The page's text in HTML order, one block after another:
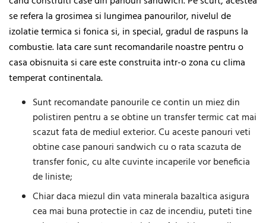
se refera la grosimea si lungimea panourilor, nivelul de
izolatie termica si fonica si, in special, gradul de raspuns la
combustie. Iata care sunt recomandarile noastre pentru o
casa obisnuita si care este construita intr-o zona cu clima
temperat continentala.
Sunt recomandate panourile ce contin un miez din
polistiren pentru a se obtine un transfer termic cat mai
scazut fata de mediul exterior. Cu aceste panouri veti
obtine case panouri sandwich cu o rata scazuta de
transfer fonic, cu alte cuvinte incaperile vor beneficia
de liniste;
Chiar daca miezul din vata minerala bazaltica asigura
cea mai buna protectie in caz de incendiu, puteti tine